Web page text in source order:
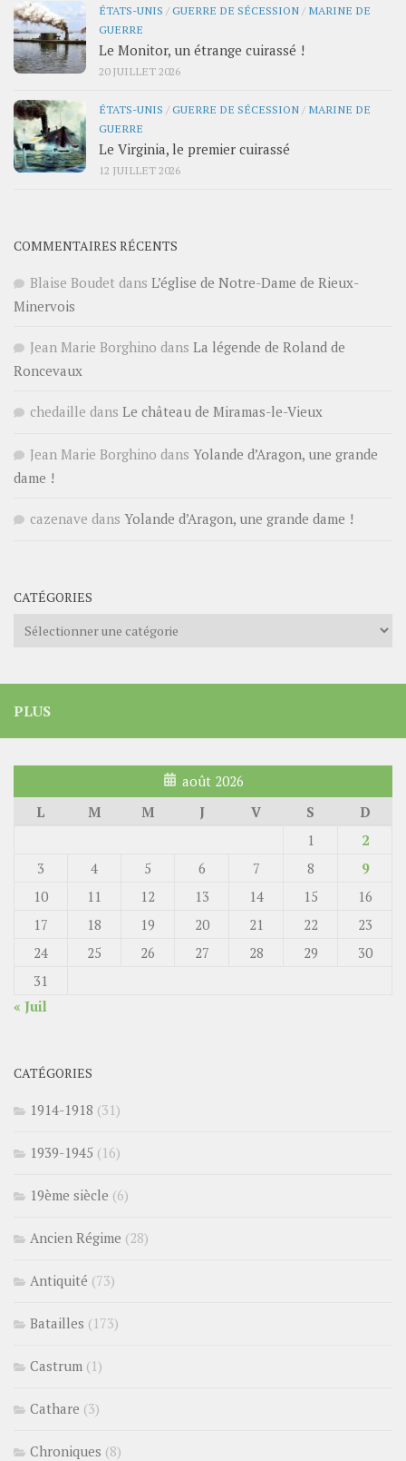
ÉTATS-UNIS /GUERRE DE SÉCESSION / MARINE DE
GUERRE
Le Monitor, un étrange cuirassé !
20 JUILLET 2026
ÉTATS-UNIS /GUERRE DE SÉCESSION / MARINE DE
GUERRE
Le Virginia, le premier cuirassé
12 JUILLET 2026
COMMENTAIRES RÉCENTS
Blaise Boudet dans L’église de Notre-Dame de Rieux-
Minervois
Jean Marie Borghino dans La légende de Roland de
Roncevaux
chedaille dans Le château de Miramas-le-Vieux
Jean Marie Borghino dans Yolande d’Aragon, une grande
dame !
cazenave dans Yolande d’Aragon, une grande dame !
CATÉGORIES
Catégories
PLUS
août 2026
L
M M J V S
D
1
2
3
4 5 6 7 8
9
10
11 12 13 14 15
16
17
18 19 20 21 22
23
24
25 26 27 28 29
30
31
« Juil
CATÉGORIES
1914-1918 (31)
1939-1945 (16)
19ème siècle (6)
Ancien Régime (28)
Antiquité (73)
Batailles (173)
Castrum (1)
Cathare (3)
Chroniques (8)